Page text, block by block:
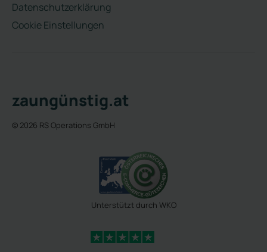
Datenschutzerklärung
Cookie Einstellungen
zaungünstig.at
© 2026 RS Operations GmbH
Unterstützt durch WKO
4,3 Sterne